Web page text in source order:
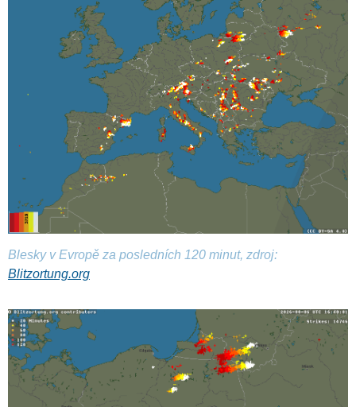
Blesky v Evropě za posledních 120 minut, zdroj:
Blitzortung.org